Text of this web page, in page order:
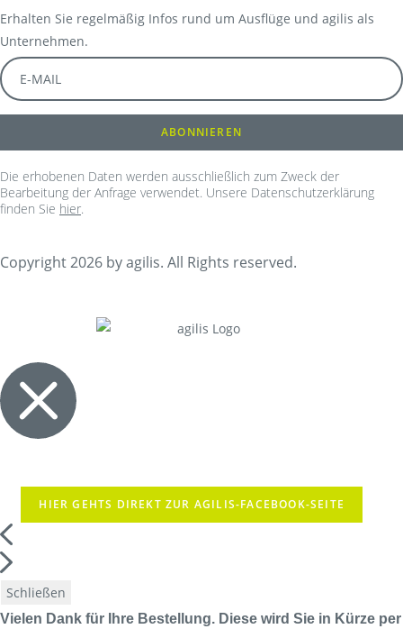
Erhalten Sie regelmäßig Infos rund um Ausflüge und agilis als
Unternehmen.
Die erhobenen Daten werden ausschließlich zum Zweck der
Bearbeitung der Anfrage verwendet. Unsere Datenschutzerklärung
finden Sie hier.
Copyright 2026 by agilis. All Rights reserved.
HIER GEHTS DIREKT ZUR AGILIS-FACEBOOK-SEITE
Schließen
Vielen Dank für Ihre Bestellung. Diese wird Sie in Kürze per